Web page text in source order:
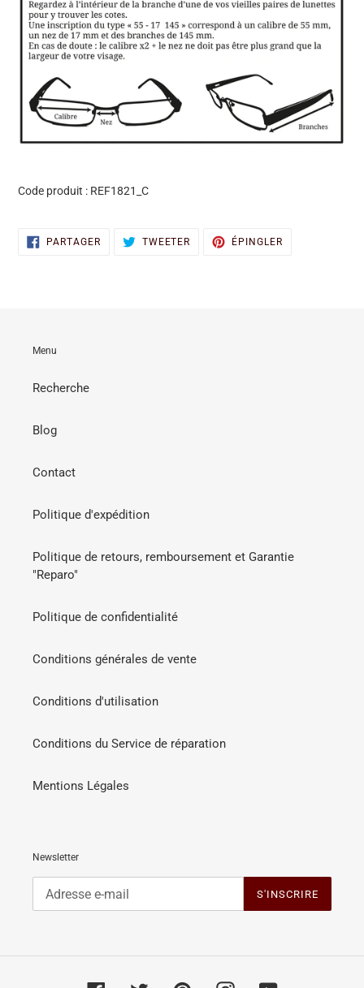
Code produit : REF1821_C
PARTAGERPARTAGERTWEETER TWEETERÉPINGLER
Menu
Recherche
Blog
Contact
Politique d'expédition
Politique de retours, remboursement et Garantie
"Reparo"
Politique de confidentialité
Conditions générales de vente
Conditions d'utilisation
Conditions du Service de réparation
Mentions Légales
Newsletter
S'INSCRIRE